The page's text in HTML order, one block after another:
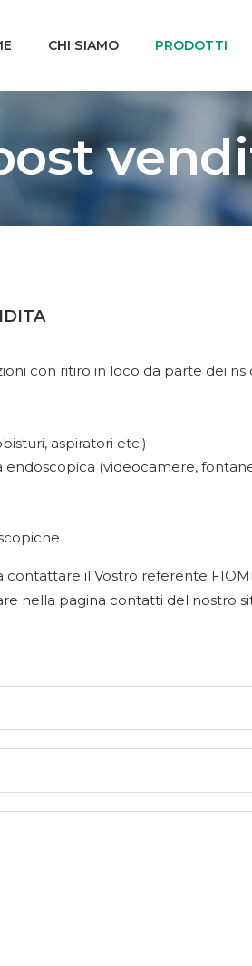
CHI SIAMO PRODOTTI
con ritiro in loco da parte dei ns
aspiratori etc.)
endoscopica (videocamere,
contattare il Vostro referente
nella pagina contatti del nostro